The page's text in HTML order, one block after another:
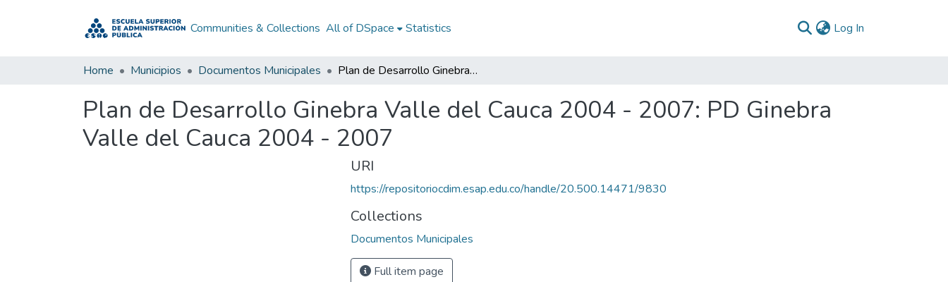
Communities & Collections All of DSpace Statistics Log In
Home Municipios Documentos Municipales Plan de Desarrollo Ginebra Valle del Cauca 2004 - 2007: PD Ginebra Valle del Cauca 2004 - 2007
Plan de Desarrollo Ginebra Valle del Cauca 2004 - 2007: PD Ginebra
Valle del Cauca 2004 - 2007
URI
https://repositoriocdim.esap.edu.co/handle/20.500.14471/9830
Collections
Documentos Municipales
Full item page